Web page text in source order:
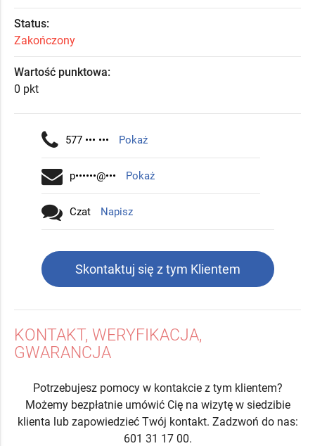
Status:
Zakończony
Wartość punktowa:
0 pkt
577 ••• ••• Pokaż
p••••••@••• Pokaż
Czat Napisz
Skontaktuj się z tym Klientem
KONTAKT, WERYFIKACJA,
GWARANCJA
Potrzebujesz pomocy w kontakcie z tym klientem?
Możemy bezpłatnie umówić Cię na wizytę w siedzibie
klienta lub zapowiedzieć Twój kontakt. Zadzwoń do nas:
601 31 17 00.